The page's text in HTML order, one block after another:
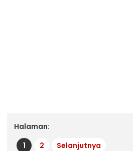
Halaman:
1
2 Selanjutnya